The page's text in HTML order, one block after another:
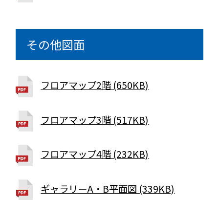
その他図面
フロアマップ2階 (650KB)
フロアマップ3階 (517KB)
フロアマップ4階 (232KB)
ギャラリーA・B平面図 (339KB)